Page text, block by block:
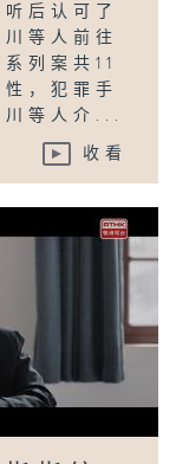
后认可了
等人前往
列案共11
，犯罪手
川等人介...
收看